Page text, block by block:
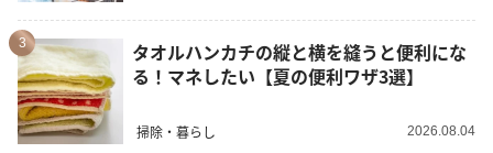
3
タオルハンカチの縦と横を縫うと便利にな
る！マネしたい【夏の便利ワザ3選】
掃除・暮らし 2026.08.04